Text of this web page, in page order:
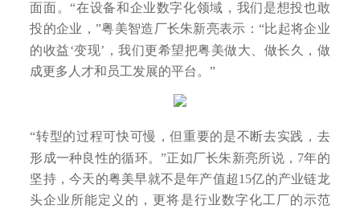
面面。“在设备和企业数字化领域，我们是想投也敢
投的企业，”粤美智造厂长朱新亮表示：“比起将企业
的收益‘变现’，我们更希望把粤美做大、做长久，做
成更多人才和员工发展的平台。”
“转型的过程可快可慢，但重要的是不断去实践，去
形成一种良性的循环。”正如厂长朱新亮所说，7年的
坚持，今天的粤美早就不是年产值超15亿的产业链龙
头企业所能定义的，更将是行业数字化工厂的示范